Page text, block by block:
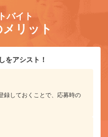
バイト
リット
をアシスト！
録しておくことで、応募時の